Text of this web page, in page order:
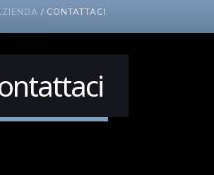
HERE
/ CONTATTACI